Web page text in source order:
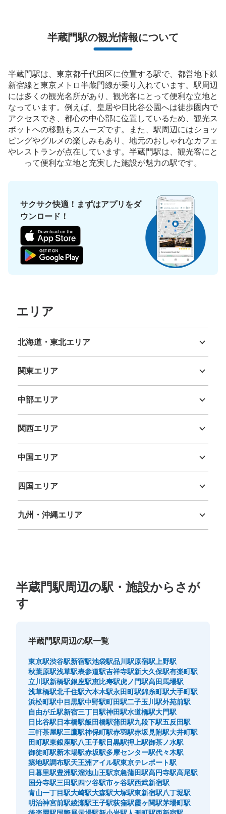
半蔵門駅の観光情報について
半蔵門駅は、東京都千代田区に位置する駅で、都営地下鉄
新宿線と東京メトロ半蔵門線が乗り入れています。駅周辺
には多くの観光名所があり、観光客にとって便利な立地と
なっています。例えば、皇居や日比谷公園へは徒歩圏内で
アクセスでき、都心の中心部に位置しているため、観光ス
ポットへの移動もスムーズです。また、駅周辺にはショッ
ピングやグルメの楽しみもあり、地元のおしゃれなカフェ
やレストランが点在しています。半蔵門駅は、観光客にと
って便利な立地と充実した施設が魅力の駅です。
サクサク快適！まずはアプリをダ
ウンロード！
エリア
北海道・東北エリア
関東エリア
中部エリア
関西エリア
中国エリア
四国エリア
九州・沖縄エリア
半蔵門駅周辺の駅・施設からさが
す
半蔵門駅周辺の駅一覧
東京駅渋谷駅新宿駅池袋駅品川駅原宿駅 上野駅
秋葉原駅浅草駅表参道駅吉祥寺駅新大久保駅有楽町駅
立川駅新橋駅銀座駅恵比寿駅虎ノ門駅高田馬場駅
浅草橋駅北千住駅六本木駅永田町駅錦糸町駅大手町駅
浜松町駅中目黒駅中野駅町田駅二子玉川駅外苑前駅
自由が丘駅新宿三丁目駅神田駅水道橋駅大門駅
日比谷駅日本橋駅飯田橋駅蒲田駅九段下駅五反田駅
三軒茶屋駅三鷹駅神保町駅赤羽駅赤坂見附駅大井町駅
田町駅東銀座駅八王子駅目黒駅押上駅御茶ノ水駅
御徒町駅新木場駅赤坂駅多摩センター駅代々木駅
築地駅調布駅天王洲アイル駅東京テレポート駅
日暮里駅豊洲駅溜池山王駅京急蒲田駅高円寺駅高尾駅
国分寺駅三田駅四ツ谷駅市ヶ谷駅西武新宿駅
青山一丁目駅大崎駅大森駅大塚駅東新宿駅八丁堀駅
明治神宮前駅綾瀬駅王子駅荻窪駅霞ヶ関駅茅場町駅